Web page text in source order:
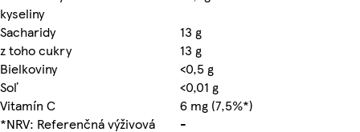
kyseliny
Sacharidy
13 g
z toho cukry
13 g
Bielkoviny
<0,5 g
Soľ
<0,01 g
Vitamín C
6 mg (7,5%*)
*NRV: Referenčná výživová
-